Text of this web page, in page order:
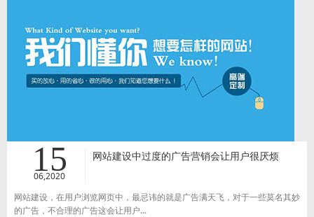
15
06,2020
网站建设中过度的广告营销会让用户很厌烦
网站建设，在用户浏览网页中，最忌讳的就是广告满天飞，对于一些莫名其妙
的广告，不合理的广告这会让用户...